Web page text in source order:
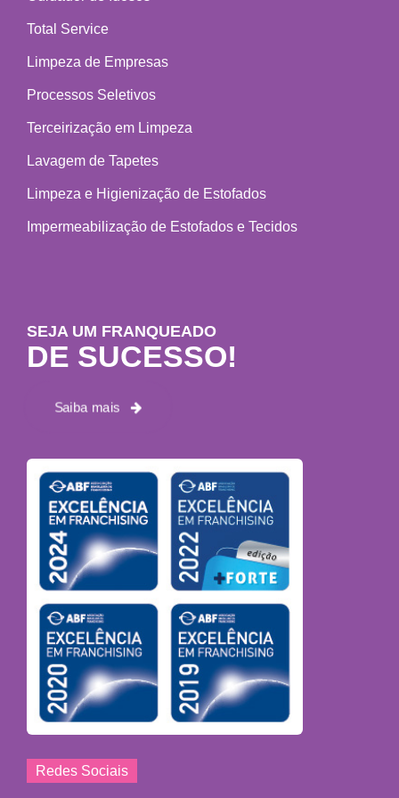
Total Service
Limpeza de Empresas
Processos Seletivos
Terceirização em Limpeza
Lavagem de Tapetes
Limpeza e Higienização de Estofados
Impermeabilização de Estofados e Tecidos
SEJA UM FRANQUEADO
DE SUCESSO!
Saiba mais
Redes Sociais